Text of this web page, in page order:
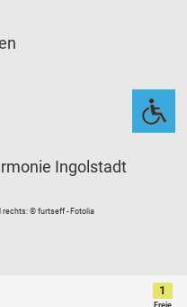
Ingolstadt
rechts: © furtseff - Fotolia
1
Freie